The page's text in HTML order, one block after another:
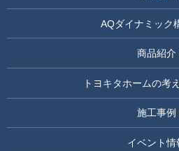
AQダイナミック
商品紹介
トヨキタホームの考
施工事例
イベント情